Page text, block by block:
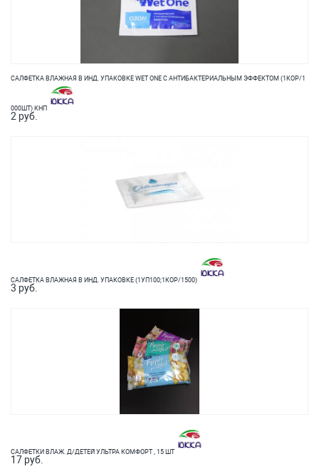
САЛФЕТКА ВЛАЖНАЯ В ИНД. УПАКОВКЕ WET ONE С АНТИБАКТЕРИАЛЬНЫМ ЭФФЕКТОМ (1КОР/1
000ШТ) КНП
2 руб.
САЛФЕТКА ВЛАЖНАЯ В ИНД. УПАКОВКЕ (1УП100;1КОР/1500)
3 руб.
САЛФЕТКИ ВЛАЖ. Д/ДЕТЕЙ УЛЬТРА КОМФОРТ , 15 ШТ
17 руб.